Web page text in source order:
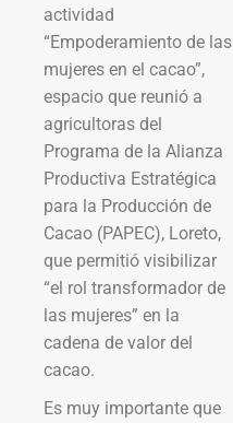
actividad
“Empoderamiento de las
mujeres en el cacao”,
espacio que reunió a
agricultoras del
Programa de la Alianza
Productiva Estratégica
para la Producción de
Cacao (PAPEC), Loreto,
que permitió visibilizar
“el rol transformador de
las mujeres” en la
cadena de valor del
cacao.
Es muy importante que